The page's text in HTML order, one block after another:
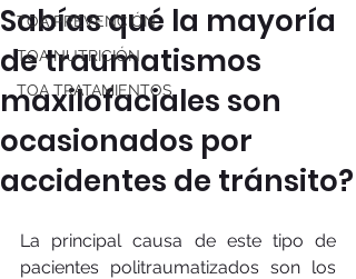
TOA PREVENCIÓN
TOA NUTRICIÓN
TOA TRATAMIENTOS
Sabías qué la mayoría
de traumatismos
maxilofaciales son
ocasionados por
accidentes de tránsito?
La principal causa de este tipo de
pacientes politraumatizados son los